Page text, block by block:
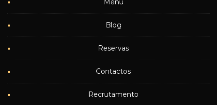
Menu
Blog
Reservas
Contactos
Recrutamento